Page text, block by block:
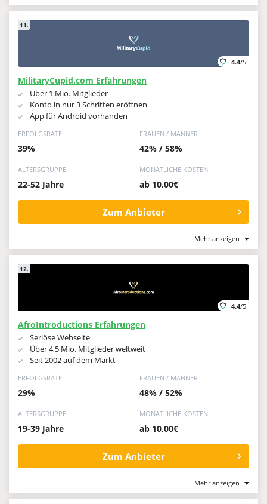
11.
4.4/5
MilitaryCupid.com Erfahrungen
Über 1 Mio. Mitglieder
Konto in nur 3 Schritten eröffnen
App für Android vorhanden
ERFOLGSRATE
39%
FRAUEN / MÄNNER
42% / 58%
ALTERSGRUPPE
22-52 Jahre
MONATLICHE KOSTEN
ab 10,00€
Zum Anbieter
Mehr anzeigen
12.
4.4/5
AfroIntroductions Erfahrungen
Seriöse Webseite
Über 4,5 Mio. Mitglieder weltweit
Seit 2002 auf dem Markt
ERFOLGSRATE
29%
FRAUEN / MÄNNER
48% / 52%
ALTERSGRUPPE
19-39 Jahre
MONATLICHE KOSTEN
ab 10,00€
Zum Anbieter
Mehr anzeigen